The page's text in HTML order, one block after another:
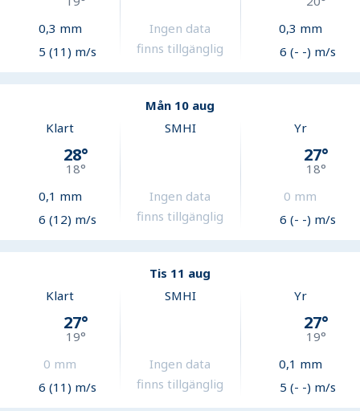
0,3 mm
5 (11) m/s
Ingen data
finns tillgänglig
0,3 mm
6 (- -) m/s
Mån 10 aug
Klart
28°
18°
0,1 mm
6 (12) m/s
SMHI
Ingen data
finns tillgänglig
Yr
27°
18°
0 mm
6 (- -) m/s
Tis 11 aug
Klart
27°
19°
0 mm
6 (11) m/s
SMHI
Ingen data
finns tillgänglig
Yr
27°
19°
0,1 mm
5 (- -) m/s